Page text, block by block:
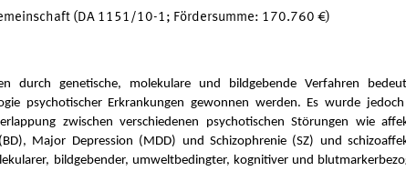
(DA 1151/10-1; Fördersumme: 170.760 €)
durch genetische, molekulare und bildgebende Verfahren
psychotischer Erkrankungen gewonnen werden. Es wurde
zwischen verschiedenen psychotischen Störungen wie
Major Depression (MDD) und Schizophrenie (SZ) und
bildgebender, umweltbedingter, kognitiver und